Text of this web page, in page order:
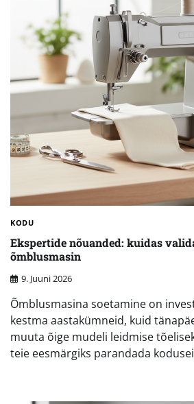
KODU
Ekspertide nõuanded: kuidas
õmblusmasin
9. Juuni 2026
Õmblusmasina soetamine on
kestma aastakümneid, kuid
muuta õige mudeli leidmise
teie eesmärgiks parandada